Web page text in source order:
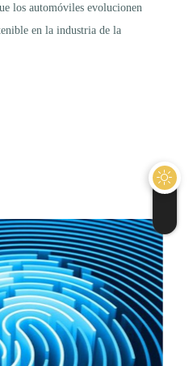
los automóviles evolucionen
en la industria de la